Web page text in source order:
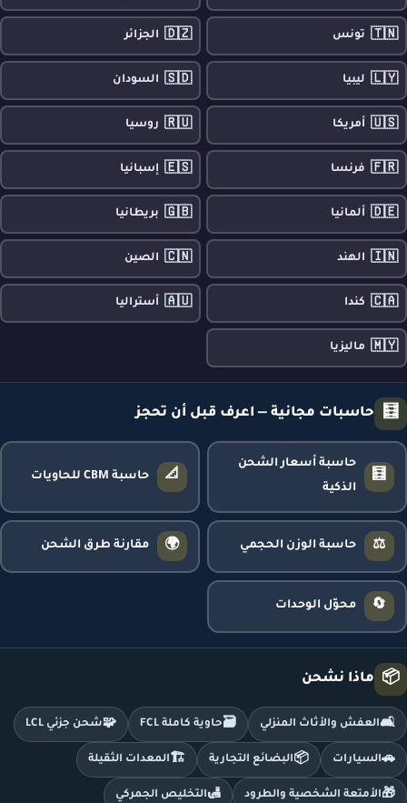
🇹🇳 تونس 🇩🇿 الجزائر
🇱🇾 ليبيا 🇸🇩 السودان
🇺🇸 أمريكا 🇷🇺 روسيا
🇫🇷 فرنسا 🇪🇸 إسبانيا
🇩🇪 ألمانيا 🇬🇧 بريطانيا
🇮🇳 الهند 🇨🇳 الصين
🇨🇦 كندا 🇦🇺 أستراليا
🇲🇾 ماليزيا
🧮 حاسبات مجانية — اعرف قبل أن تحجز
🧮
حاسبة أسعار الشحن
الذكية
📐 حاسبة CBM للحاويات
⚖️ حاسبة الوزن الحجمي 🌍 مقارنة طرق الشحن
🔄 محوّل الوحدات
📦 ماذا نشحن
🛋️العفش والأثاث المنزلي 🗃️حاوية كاملة FCL 🧩شحن جزئي LCL
🚗السيارات 📦البضائع التجارية 🏗️المعدات الثقيلة
🎁الأمتعة الشخصية والطرود 🛃التخليص الجمركي